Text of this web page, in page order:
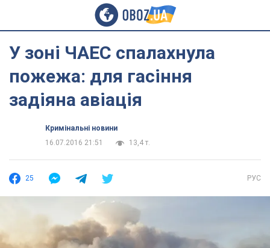
У зоні ЧАЕС спалахнула
пожежа: для гасіння
задіяна авіація
Кримінальні новини
16.07.2016 21:51
13,4 т.
25 РУС